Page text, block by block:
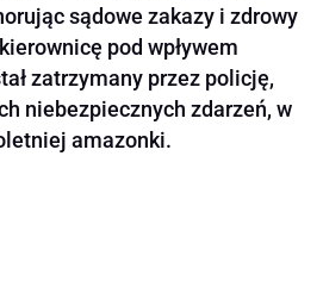
sądowe zakazy i zdrowy
pod wpływem
zatrzymany przez policję,
niebezpiecznych zdarzeń, w
amazonki.